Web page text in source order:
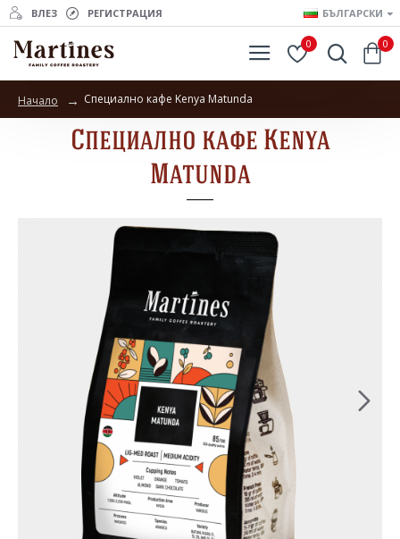
ВЛЕЗ РЕГИСТРАЦИЯ БЪЛГАРСКИ
0 0
Начало Специално кафе Kenya Matunda
Специално кафе Kenya
Matunda